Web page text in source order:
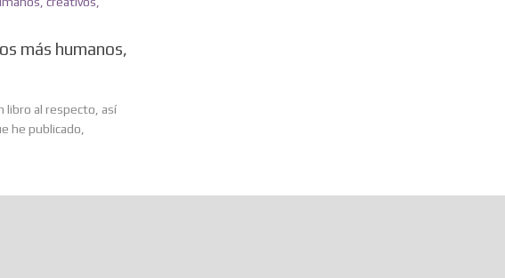
más humanos,
libro al respecto, así
he publicado,